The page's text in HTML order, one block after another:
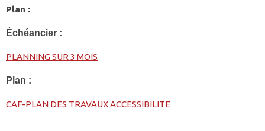
Plan :
Échéancier :
PLANNING SUR 3 MOIS
Plan :
CAF-PLAN DES TRAVAUX ACCESSIBILITE